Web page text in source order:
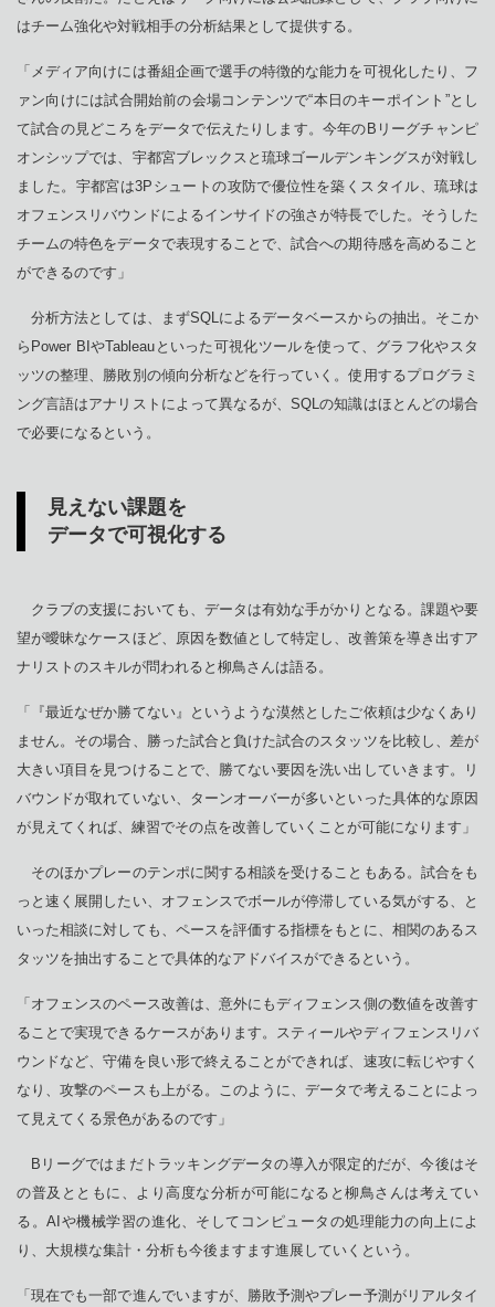
はチーム強化や対戦相手の分析結果として提供する。
「メディア向けには番組企画で選手の特徴的な能力を可視化したり、フ
ァン向けには試合開始前の会場コンテンツで“本日のキーポイント”とし
て試合の見どころをデータで伝えたりします。今年のBリーグチャンピ
オンシップでは、宇都宮ブレックスと琉球ゴールデンキングスが対戦し
ました。宇都宮は3Pシュートの攻防で優位性を築くスタイル、琉球は
オフェンスリバウンドによるインサイドの強さが特長でした。そうした
チームの特色をデータで表現することで、試合への期待感を高めること
ができるのです」
分析方法としては、まずSQLによるデータベースからの抽出。そこか
らPower BIやTableauといった可視化ツールを使って、グラフ化やスタ
ッツの整理、勝敗別の傾向分析などを行っていく。使用するプログラミ
ング言語はアナリストによって異なるが、SQLの知識はほとんどの場合
で必要になるという。
見えない課題を
データで可視化する
クラブの支援においても、データは有効な手がかりとなる。課題や要
望が曖昧なケースほど、原因を数値として特定し、改善策を導き出すア
ナリストのスキルが問われると柳鳥さんは語る。
「『最近なぜか勝てない』というような漠然としたご依頼は少なくあり
ません。その場合、勝った試合と負けた試合のスタッツを比較し、差が
大きい項目を見つけることで、勝てない要因を洗い出していきます。リ
バウンドが取れていない、ターンオーバーが多いといった具体的な原因
が見えてくれば、練習でその点を改善していくことが可能になります」
そのほかプレーのテンポに関する相談を受けることもある。試合をも
っと速く展開したい、オフェンスでボールが停滞している気がする、と
いった相談に対しても、ペースを評価する指標をもとに、相関のあるス
タッツを抽出することで具体的なアドバイスができるという。
「オフェンスのペース改善は、意外にもディフェンス側の数値を改善す
ることで実現できるケースがあります。スティールやディフェンスリバ
ウンドなど、守備を良い形で終えることができれば、速攻に転じやすく
なり、攻撃のペースも上がる。このように、データで考えることによっ
て見えてくる景色があるのです」
Bリーグではまだトラッキングデータの導入が限定的だが、今後はそ
の普及とともに、より高度な分析が可能になると柳鳥さんは考えてい
る。AIや機械学習の進化、そしてコンピュータの処理能力の向上によ
り、大規模な集計・分析も今後ますます進展していくという。
「現在でも一部で進んでいますが、勝敗予測やプレー予測がリアルタイ